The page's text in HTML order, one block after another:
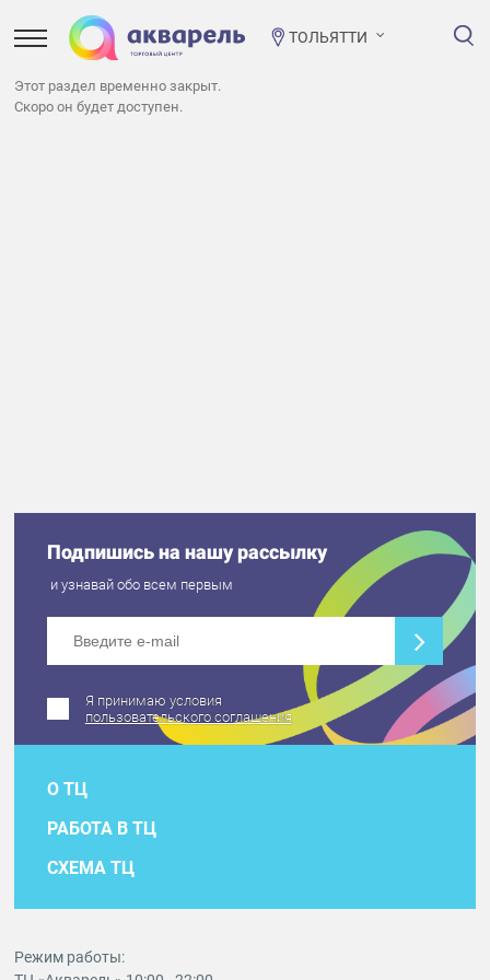
ТОЛЬЯТТИ
Этот раздел временно закрыт.
Скоро он будет доступен.
Подпишись на нашу рассылку
и узнавай обо всем первым
Я принимаю условия
пользовательского соглашения
О ТЦ
РАБОТА В ТЦ
СХЕМА ТЦ
Режим работы: